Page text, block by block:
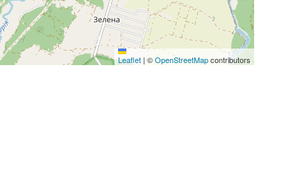
Leaflet |©OpenStreetMapcontributors